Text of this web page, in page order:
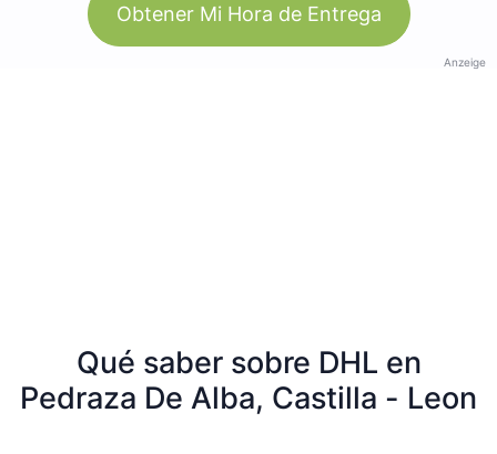
Obtener Mi Hora de Entrega
Anzeige
Qué saber sobre DHL en
Pedraza De Alba, Castilla - Leon